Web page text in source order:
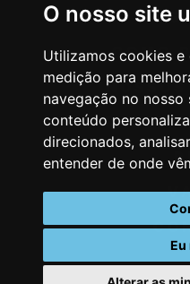
O nosso site
Utilizamos cookies
medição para
navegação no
conteúdo
direcionados,
entender de onde
Eu
COMO
CASES